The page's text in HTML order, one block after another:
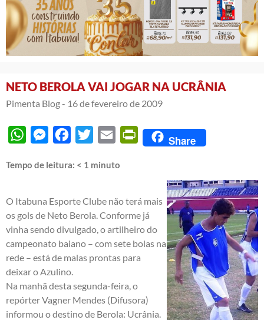
NETO BEROLA VAI JOGAR NA UCRÂNIA
Pimenta Blog - 16 de fevereiro de 2009
WhatsAppMessengerFacebook
Twitter Email PrintFriendly
Share
Tempo de leitura: < 1 minuto
O Itabuna Esporte Clube não terá mais
os gols de Neto Berola. Conforme já
vinha sendo divulgado, o artilheiro do
campeonato baiano – com sete bolas na
rede – está de malas prontas para
deixar o Azulino.
Na manhã desta segunda-feira, o
repórter Vagner Mendes (Difusora)
informou o destino de Berola: Ucrânia.